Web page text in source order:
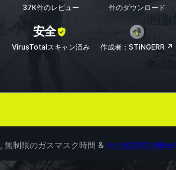
37K件のレビュー 件のダウンロード
安全
VirusTotalスキャン済み 作成者：STiNGERR ↗
無制限のガスマスク時間 & その他12件のMod